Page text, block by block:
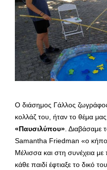
Ο διάσημος Γάλλος
κολλάζ του, ήταν το θέμα
«Παυσιλύπου». Διαβάσαμε
Samantha Friedman «ο
Μέλισσα και στη συνέχεια
κάθε παιδί έφτιαξε το δικό